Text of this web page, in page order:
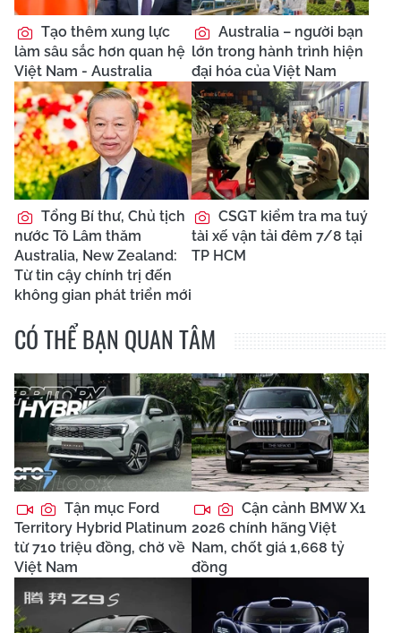
Tạo thêm xung lực
làm sâu sắc hơn quan hệ
Việt Nam - Australia
Australia – người bạn
lớn trong hành trình hiện
đại hóa của Việt Nam
Tổng Bí thư, Chủ tịch
nước Tô Lâm thăm
Australia, New Zealand:
Từ tin cậy chính trị đến
không gian phát triển mới
CSGT kiểm tra ma tuý
tài xế vận tải đêm 7/8 tại
TP HCM
CÓ THỂ BẠN QUAN TÂM
Tận mục Ford
Territory Hybrid Platinum
từ 710 triệu đồng, chờ về
Việt Nam
Cận cảnh BMW X1
2026 chính hãng Việt
Nam, chốt giá 1,668 tỷ
đồng